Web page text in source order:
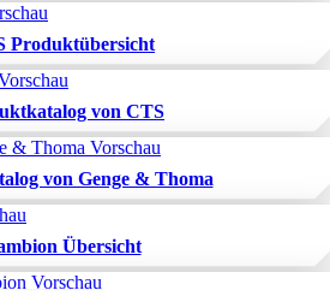
Produktübersicht
von CTS
von Genge & Thoma
Übersicht